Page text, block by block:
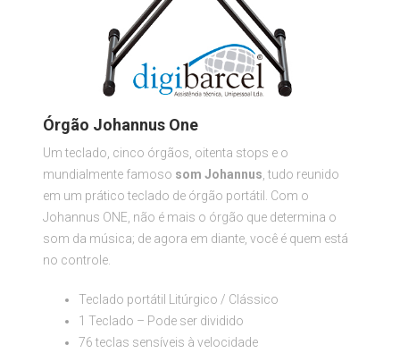
Órgão Johannus One
Um teclado, cinco órgãos, oitenta stops e o
mundialmente famoso som Johannus, tudo reunido
em um prático teclado de órgão portátil. Com o
Johannus ONE, não é mais o órgão que determina o
som da música; de agora em diante, você é quem está
no controle.
Teclado portátil Litúrgico / Clássico
1 Teclado – Pode ser dividido
76 teclas sensíveis à velocidade